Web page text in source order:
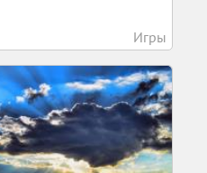
Игры